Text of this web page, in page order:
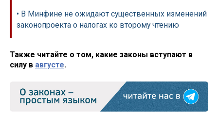
• В Минфине не ожидают существенных изменений
законопроекта о налогах ко второму чтению
Также читайте о том, какие законы вступают в
силу в августе.